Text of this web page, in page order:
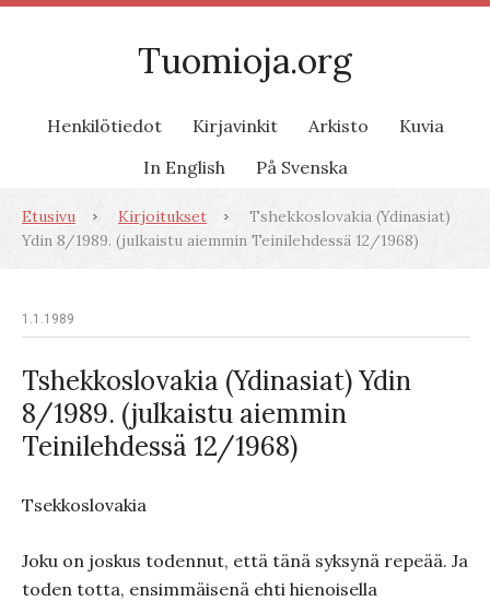
Tuomioja.org
Henkilötiedot Kirjavinkit Arkisto
Kuvia
In English
På Svenska
Etusivu Kirjoitukset
Tshekkoslovakia (Ydinasiat)
Ydin 8/1989. (julkaistu aiemmin Teinilehdessä 12/1968)
1.1.1989
Tshekkoslovakia (Ydinasiat) Ydin
8/1989. (julkaistu aiemmin
Teinilehdessä 12/1968)
Tsekkoslovakia
Joku on joskus todennut, että tänä syksynä repeää. Ja
toden totta, ensimmäisenä ehti hienoisella